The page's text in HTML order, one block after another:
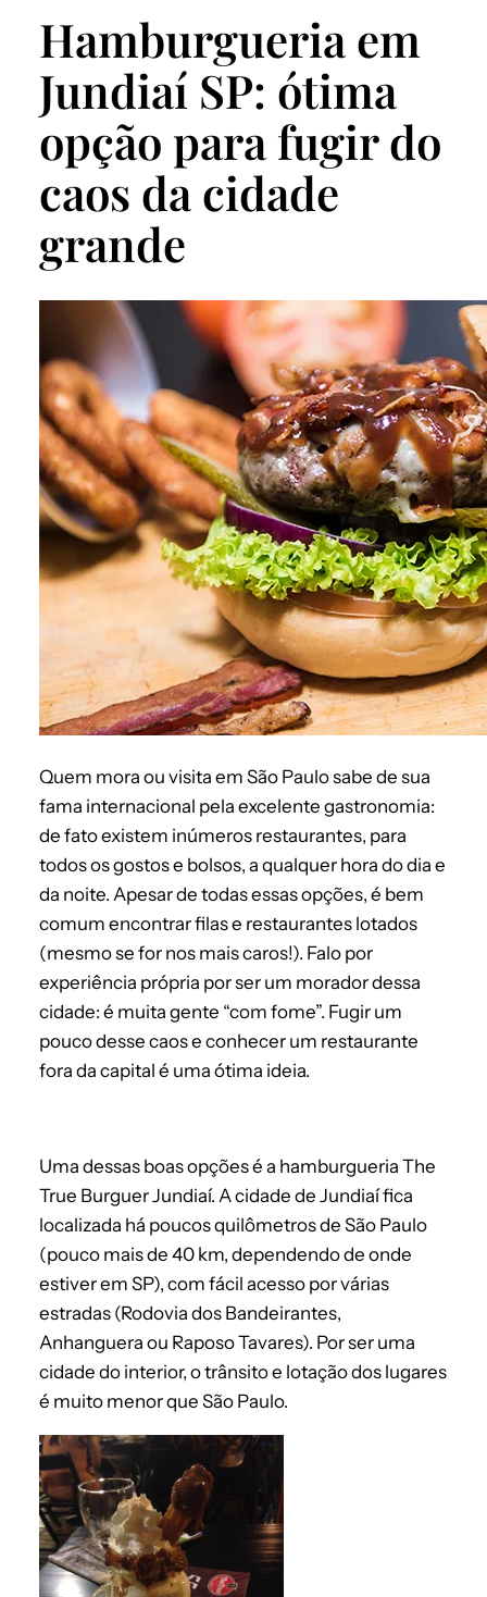
Hamburgueria em
Jundiaí SP: ótima
opção para fugir do
caos da cidade
grande
Quem mora ou visita em São Paulo sabe de sua
fama internacional pela excelente gastronomia:
de fato existem inúmeros restaurantes, para
todos os gostos e bolsos, a qualquer hora do dia e
da noite. Apesar de todas essas opções, é bem
comum encontrar filas e restaurantes lotados
(mesmo se for nos mais caros!). Falo por
experiência própria por ser um morador dessa
cidade: é muita gente “com fome”. Fugir um
pouco desse caos e conhecer um restaurante
fora da capital é uma ótima ideia.
Uma dessas boas opções é a hamburgueria The
True Burguer Jundiaí. A cidade de Jundiaí fica
localizada há poucos quilômetros de São Paulo
(pouco mais de 40 km, dependendo de onde
estiver em SP), com fácil acesso por várias
estradas (Rodovia dos Bandeirantes,
Anhanguera ou Raposo Tavares). Por ser uma
cidade do interior, o trânsito e lotação dos lugares
é muito menor que São Paulo.